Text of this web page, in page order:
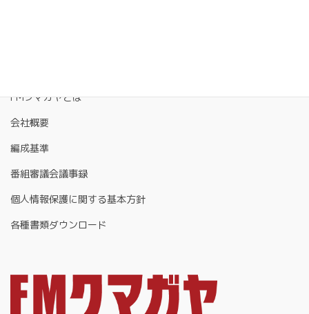
FMクマガヤとは
会社概要
編成基準
番組審議会議事録
個人情報保護に関する基本方針
各種書類ダウンロード